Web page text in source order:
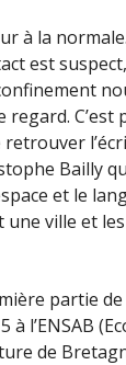
à la
est
regard.
Bailly
et le
une ville et
partie
l’ENSAB
de